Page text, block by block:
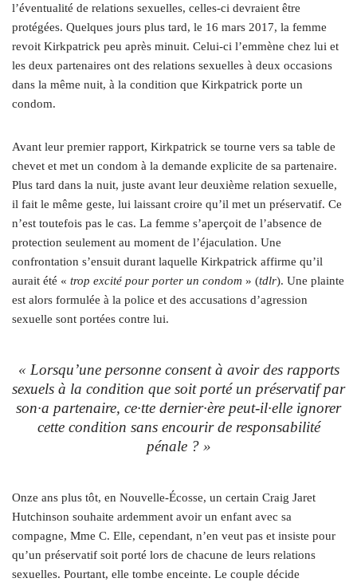
l’éventualité de relations sexuelles, celles-ci devraient être
protégées. Quelques jours plus tard, le 16 mars 2017, la femme
revoit Kirkpatrick peu après minuit. Celui-ci l’emmène chez lui et
les deux partenaires ont des relations sexuelles à deux occasions
dans la même nuit, à la condition que Kirkpatrick porte un
condom.
Avant leur premier rapport, Kirkpatrick se tourne vers sa table de
chevet et met un condom à la demande explicite de sa partenaire.
Plus tard dans la nuit, juste avant leur deuxième relation sexuelle,
il fait le même geste, lui laissant croire qu’il met un préservatif. Ce
n’est toutefois pas le cas. La femme s’aperçoit de l’absence de
protection seulement au moment de l’éjaculation. Une
confrontation s’ensuit durant laquelle Kirkpatrick affirme qu’il
aurait été « trop excité pour porter un condom » (tdlr). Une plainte
est alors formulée à la police et des accusations d’agression
sexuelle sont portées contre lui.
« Lorsqu’une personne consent à avoir des rapports
sexuels à la condition que soit porté un préservatif par
son·a partenaire, ce·tte dernier·ère peut-il·elle ignorer
cette condition sans encourir de responsabilité
pénale ? »
Onze ans plus tôt, en Nouvelle-Écosse, un certain Craig Jaret
Hutchinson souhaite ardemment avoir un enfant avec sa
compagne, Mme C. Elle, cependant, n’en veut pas et insiste pour
qu’un préservatif soit porté lors de chacune de leurs relations
sexuelles. Pourtant, elle tombe enceinte. Le couple décide